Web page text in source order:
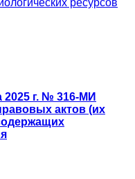
ресурсов
2025 г. № 316-МИ
актов (их